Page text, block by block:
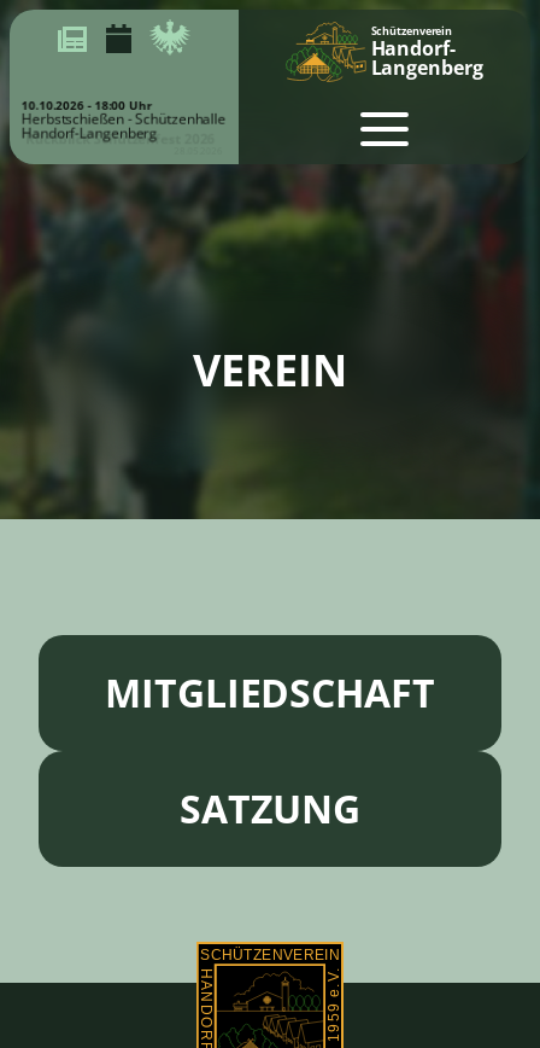
Schützenverein
Handorf-
Langenberg
Rückblick Schützenfest 2026
Herbstschießen - Schützenhalle
Handorf-Langenberg
VEREIN
MITGLIEDSCHAFT
SATZUNG